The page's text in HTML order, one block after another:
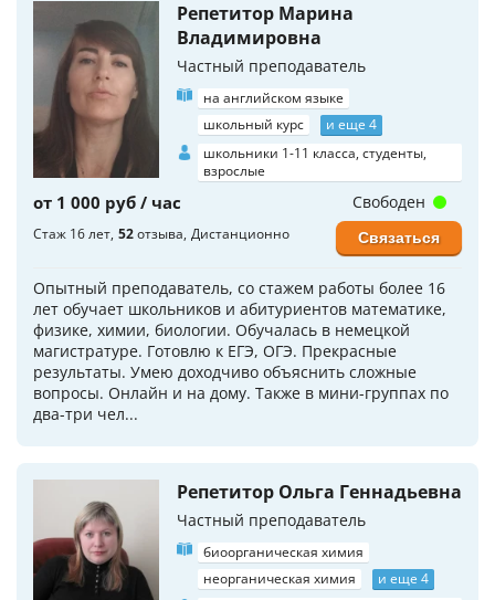
Репетитор Марина
Владимировна
Частный преподаватель
на английском языке
школьный курс
и еще 4
школьники 1-11 класса, студенты,
взрослые
от 1 000 руб / час
Стаж 16 лет 52отзыва Дистанционно
Опытный преподаватель, со стажем работы более 16
лет обучает школьников и абитуриентов математике,
физике, химии, биологии. Обучалась в немецкой
магистратуре. Готовлю к ЕГЭ, ОГЭ. Прекрасные
результаты. Умею доходчиво объяснить сложные
вопросы. Онлайн и на дому. Также в мини-группах по
два-три чел...
Свободен
Связаться
Репетитор Ольга Геннадьевна
Частный преподаватель
биоорганическая химия
неорганическая химия
и еще 4